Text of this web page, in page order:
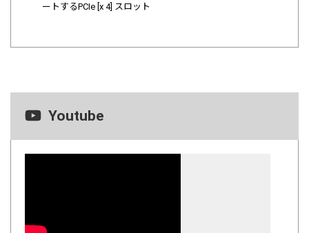
ートするPCIe [x 4] スロット
Youtube